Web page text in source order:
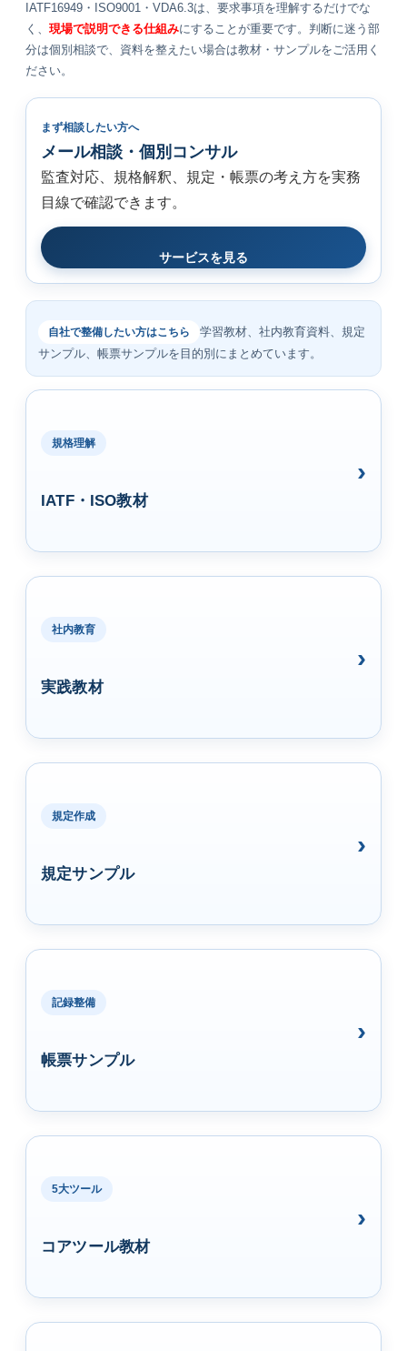
IATF16949・ISO9001・VDA6.3は、要求事項を理解するだけでな
く、 現場で説明できる仕組みにすることが重要です。判断に迷う部
分は個別相談で、資料を整えたい場合は教材・サンプルをご活用く
ださい。
まず相談したい方へ
メール相談・個別コンサル
監査対応、規格解釈、規定・帳票の考え方を実務
目線で確認できます。
サービスを見る
自社で整備したい方はこちら
学習教材、社内教育資料、規定
サンプル、帳票サンプルを目的別にまとめています。
規格理解
IATF・ISO教材
社内教育
実践教材
規定作成
規定サンプル
記録整備
帳票サンプル
5大ツール
コアツール教材